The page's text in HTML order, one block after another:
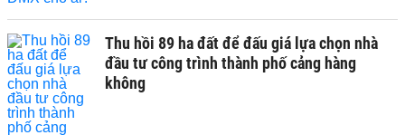
Thu hồi 89 ha đất để đấu giá lựa chọn nhà
đầu tư công trình thành phố cảng hàng
không